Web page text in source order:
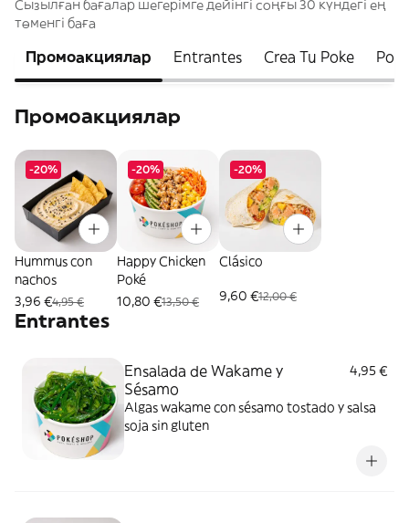
Сызылған бағалар шегерімге дейінгі соңғы 30 күндегі ең
төменгі баға
Промоакциялар Entrantes Crea Tu Poke
Промоакциялар
-20%
Hummus con
nachos
3,96 €4,95 €
-20%
Happy Chicken
Poké
10,80 €13,50 €
-20%
Clásico
9,60 €12,00 €
Entrantes
Ensalada de Wakame y
Sésamo
4,95 €
Algas wakame con sésamo tostado y salsa
soja sin gluten